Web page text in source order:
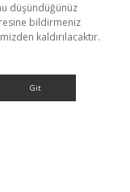
düşündüğünüz
bildirmeniz
kaldırılacaktır.